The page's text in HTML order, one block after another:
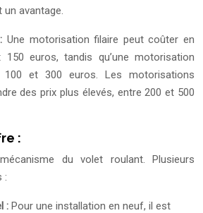
un avantage.
Une motorisation filaire peut coûter en
euros, tandis qu’une motorisation
et 300 euros. Les motorisations
des prix plus élevés, entre 200 et 500
:
du volet roulant. Plusieurs
:
: Pour une installation en neuf, il est